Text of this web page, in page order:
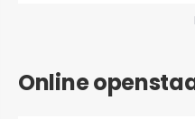
Online